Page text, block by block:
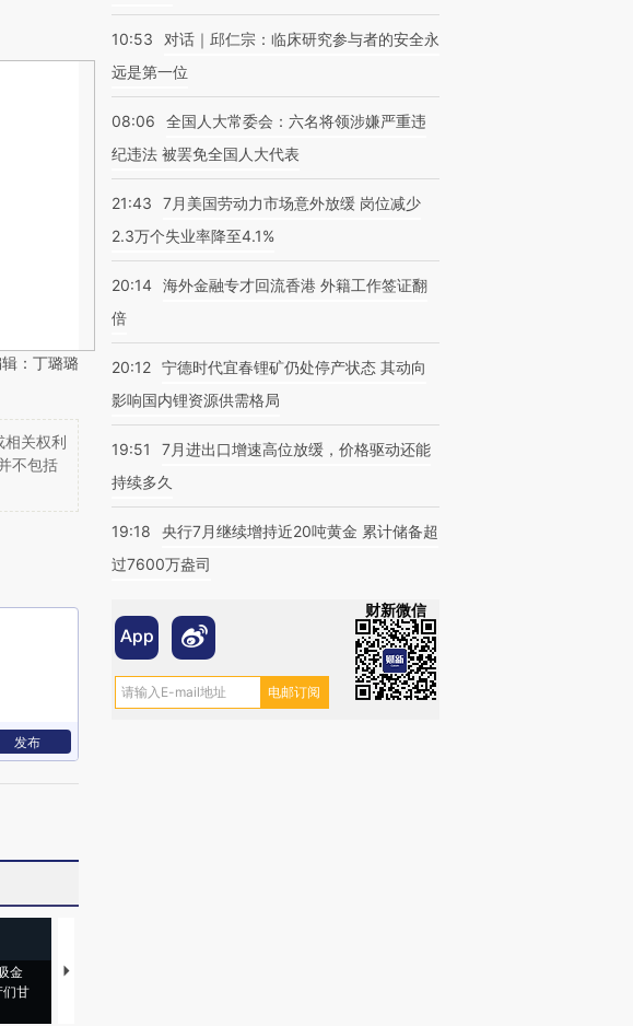
：丁璐璐
关权利
不包括
发布
金
们甘
马航飞行员跨国走私7万
10:53
对话｜邱仁宗：临床研究参与者的安全永
远是第一位
08:06
全国人大常委会：六名将领涉嫌严重违
纪违法 被罢免全国人大代表
21:43
7月美国劳动力市场意外放缓 岗位减少
2.3万个失业率降至4.1%
20:14 海外金融专才回流香港 外籍工作签证翻
倍
20:12 宁德时代宜春锂矿仍处停产状态 其动向
影响国内锂资源供需格局
19:51
7月进出口增速高位放缓，价格驱动还能
持续多久
19:18
央行7月继续增持近20吨黄金 累计储备超
过7600万盎司
财新微信